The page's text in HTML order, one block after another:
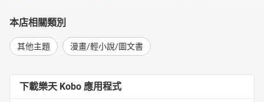
本店相關類別
其他主題 漫畫/輕小說/圖文書
下載樂天 Kobo 應用程式